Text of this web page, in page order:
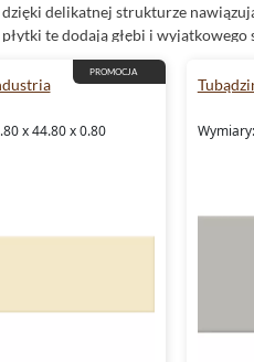
dzięki delikatnej strukturze
płytki te dodają głębi i wyjątkowego
White świetnie sprawdza się w
kuchniach orazsalonach
, gdzie
minimalistycznego charakteru.
Dla tych, którzy szukają nieco
Tubądzin
PROMOCJA
x 44.80 x 0.80